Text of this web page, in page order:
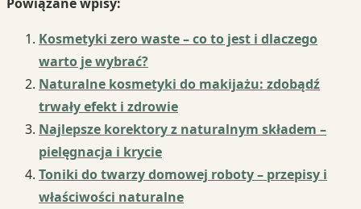
Kosmetyki zero waste – co to jest i dlaczego
warto je wybrać?
Naturalne kosmetyki do makijażu: zdobądź
trwały efekt i zdrowie
Najlepsze korektory z naturalnym składem –
pielęgnacja i krycie
Toniki do twarzy domowej roboty – przepisy i
właściwości naturalne